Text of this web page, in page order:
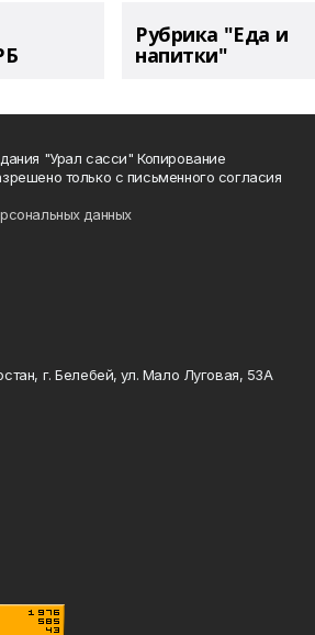
Рубрика "Еда и
напитки"
"Урал сасси" Копирование
только с письменного согласия
данных
г. Белебей, ул. Мало Луговая, 53А